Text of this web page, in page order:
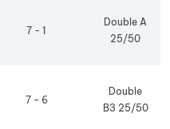
7 - 1
Double A
25/50
7 - 6
Double
B3 25/50